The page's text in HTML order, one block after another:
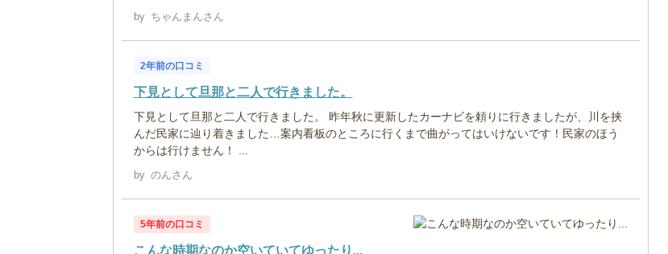
by ちゃんまんさん
2年前の口コミ
下見として旦那と二人で行きました。
下見として旦那と二人で行きました。 昨年秋に更新したカーナビを頼りに行きましたが、川を挟
んだ民家に辿り着きました…案内看板のところに行くまで曲がってはいけないです！民家のほう
からは行けません！ ...
by のんさん
5年前の口コミ
こんな時期なのか空いていてゆったり...